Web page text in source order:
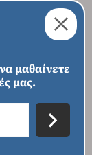
μαθαίνετε
μας.
ΕΣΘΟΝΙΑ